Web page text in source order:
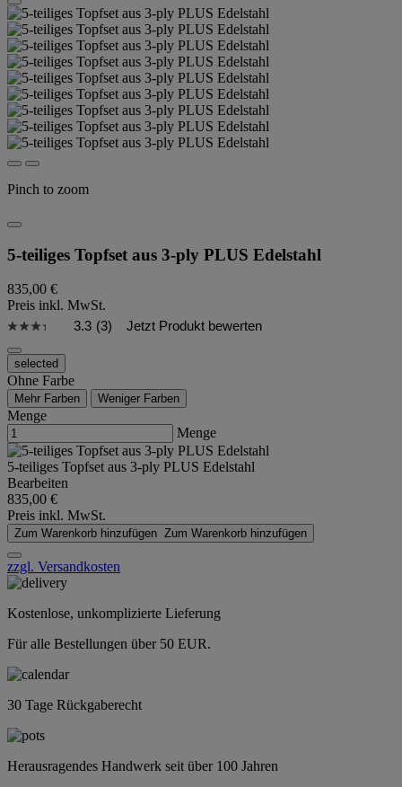
Pinch to zoom
5-teiliges Topfset aus 3-ply PLUS Edelstahl
835,00 €
Preis inkl. MwSt.
3.3 (3) Jetzt Produkt bewerten
selected
Ohne Farbe
Mehr Farben Weniger Farben
Menge
Menge
5-teiliges Topfset aus 3-ply PLUS Edelstahl
Bearbeiten
835,00 €
Preis inkl. MwSt.
Zum Warenkorb hinzufügen Zum Warenkorb hinzufügen
zzgl. Versandkosten
Kostenlose, unkomplizierte Lieferung
Für alle Bestellungen über 50 EUR.
30 Tage Rückgaberecht
Herausragendes Handwerk seit über 100 Jahren